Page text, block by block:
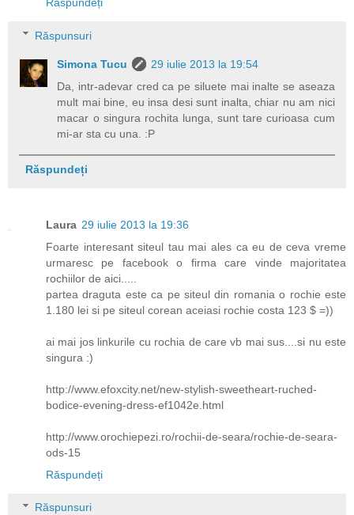
Răspunsuri
Simona Tucu
29 iulie 2013 la 19:54
Da, intr-adevar cred ca pe siluete mai inalte se aseaza
mult mai bine, eu insa desi sunt inalta, chiar nu am nici
macar o singura rochita lunga, sunt tare curioasa cum
mi-ar sta cu una. :P
Răspundeți
Laura 29 iulie 2013 la 19:36
Foarte interesant siteul tau mai ales ca eu de ceva vreme
urmaresc pe facebook o firma care vinde majoritatea
rochiilor de aici.....
partea draguta este ca pe siteul din romania o rochie este
1.180 lei si pe siteul corean aceiasi rochie costa 123 $ =))
ai mai jos linkurile cu rochia de care vb mai sus....si nu este
singura :)
http://www.efoxcity.net/new-stylish-sweetheart-ruched-
bodice-evening-dress-ef1042e.html
http://www.orochiepezi.ro/rochii-de-seara/rochie-de-seara-
ods-15
Răspundeți
Răspunsuri